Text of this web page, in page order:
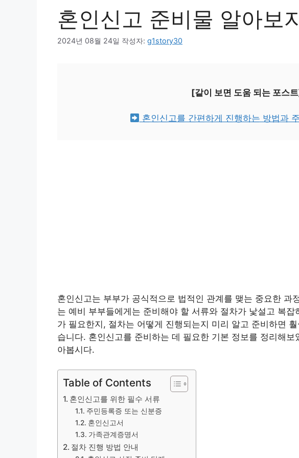
혼인신고 준비물 알아보
2024년 08월 24일 작성자: g1story30
[같이 보면 도움 되는 포스
혼인신고를 간편하게 진행하는 방법과
혼인신고는 부부가 공식적으로 법적인 관계를 맺는 중요한 과
는 예비 부부들에게는 준비해야 할 서류와 절차가 낯설고 복
가 필요한지, 절차는 어떻게 진행되는지 미리 알고 준비하면
습니다. 혼인신고를 준비하는 데 필요한 기본 정보를 정리해
아봅시다.
Table of Contents
혼인신고를 위한 필수 서류
주민등록증 또는 신분증
혼인신고서
가족관계증명서
절차 진행 방법 안내